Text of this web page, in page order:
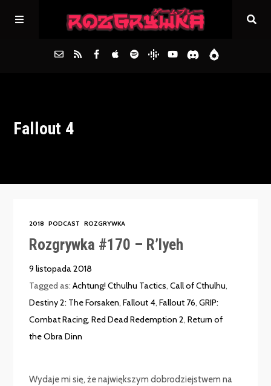
Archiwum
Fallout 4
2018 PODCAST ROZGRYWKA
Rozgrywka #170 – R’lyeh
9 listopada 2018
Tagged as:Achtung! Cthulhu Tactics,Call of Cthulhu,
Destiny 2: The Forsaken,Fallout 4,Fallout 76,GRIP:
Combat Racing,Red Dead Redemption 2,Return of
the Obra Dinn
Wydaje mi się, że największym dobrodziejstwem na